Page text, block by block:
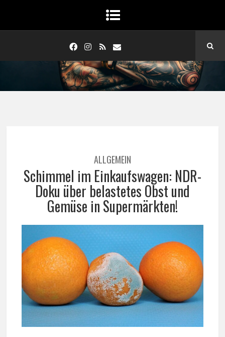
ALLGEMEIN
Schimmel im Einkaufswagen: NDR-
Doku über belastetes Obst und
Gemüse in Supermärkten!